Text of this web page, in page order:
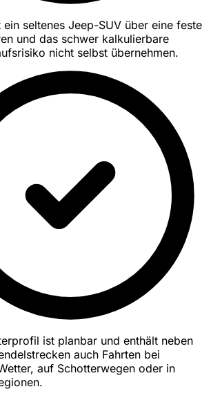
ein seltenes Jeep-SUV über eine feste
und das schwer kalkulierbare
nicht selbst übernehmen.
ist planbar und enthält neben
auch Fahrten bei
auf Schotterwegen oder in